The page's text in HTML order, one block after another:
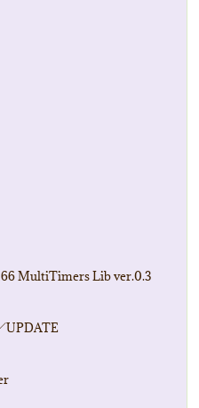
MultiTimers Lib ver.0.3
UPDATE